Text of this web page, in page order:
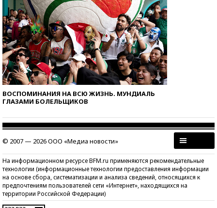
ВОСПОМИНАНИЯ НА ВСЮ ЖИЗНЬ. МУНДИАЛЬ
ГЛАЗАМИ БОЛЕЛЬЩИКОВ
© 2007 — 2026 ООО «Медиа новости»
На информационном ресурсе BFM.ru применяются рекомендательные
технологии (информационные технологии предоставления информации
на основе сбора, систематизации и анализа сведений, относящихся к
предпочтениям пользователей сети «Интернет», находящихся на
территории Российской Федерации)